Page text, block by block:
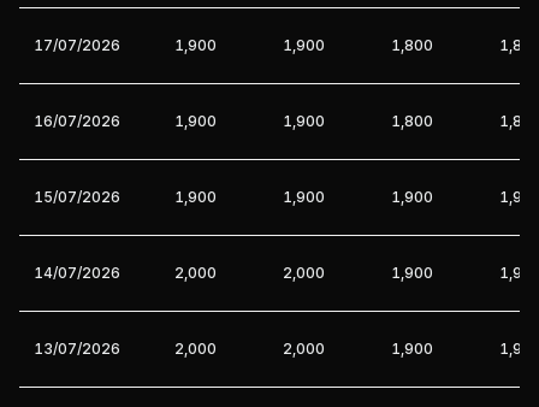
17/07/2026 1,900 1,900 1,800
16/07/2026 1,900 1,900 1,800
15/07/2026 1,900 1,900 1,900
14/07/2026 2,000 2,000 1,900
13/07/2026 2,000 2,000 1,900